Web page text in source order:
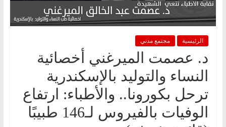
الرئيسية مجتمع مدني
د. عصمت الميرغني أخصائية
النساء والتوليد بالإسكندرية
ترحل بكورونا.. والأطباء: ارتفاع
الوفيات بالفيروس لـ146 طبيبًا